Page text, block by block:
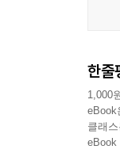
with
Our
한줄
1,000
eBook
클래
eBook